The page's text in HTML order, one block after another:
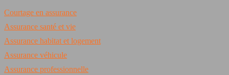
Courtage en assurance
Assurance santé et vie
Assurance habitat et logement
Assurance véhicule
Assurance professionnelle